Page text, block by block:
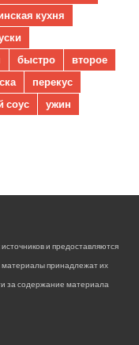
кухня
быстро
второе
перекус
соус ужин
и предоставляются
материалы принадлежат их
за содержание материала